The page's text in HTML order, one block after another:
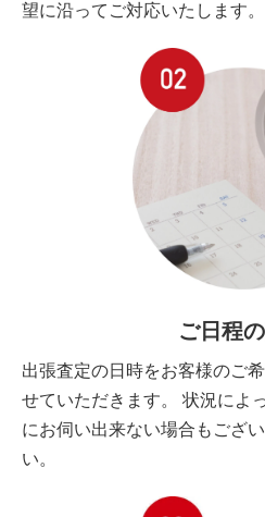
望に沿ってご対応いたします。
ご日程
出張査定の日時をお客様のご
せていただきます。 状況によ
にお伺い出来ない場合もござ
い。